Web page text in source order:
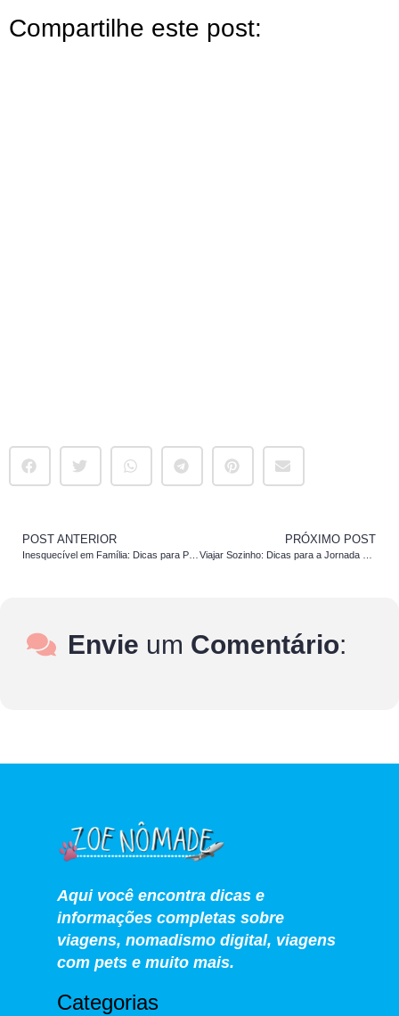
Compartilhe este post:
POST ANTERIOR PRÓXIMO POST
Envie um Comentário:
Aqui você encontra dicas e
informações completas sobre
viagens, nomadismo digital, viagens
com pets e muito mais.
Categorias